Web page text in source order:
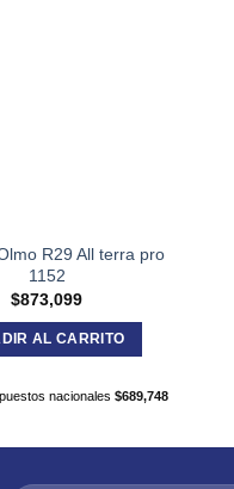
R29 All terra pro
1152
$873,099
AL CARRITO
nacionales $689,748